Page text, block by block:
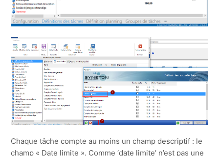
Chaque tâche compte au moins un champ descriptif : le
champ « Date limite ». Comme ‘date limite’ n’est pas une